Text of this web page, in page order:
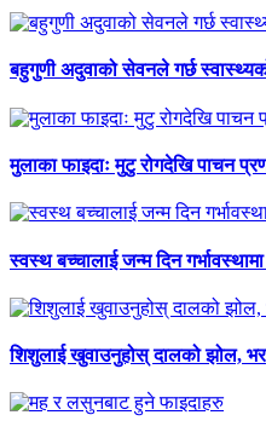
बहुगुणी अदुवाको सेवनले गर्छ
मुलाका फाइदाः मुटु रोगदेखि पाचन
स्वस्थ बच्चालाई जन्म दिन
शिशुलाई खुवाउनुहोस् दालको झोल,